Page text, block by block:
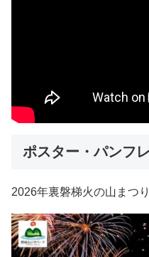
ポスター・パンフ
2026年裏磐梯火の山まつ